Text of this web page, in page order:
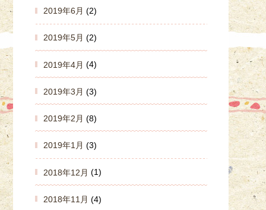
2019年6月 (2)
2019年5月 (2)
2019年4月 (4)
2019年3月 (3)
2019年2月 (8)
2019年1月 (3)
2018年12月 (1)
2018年11月 (4)